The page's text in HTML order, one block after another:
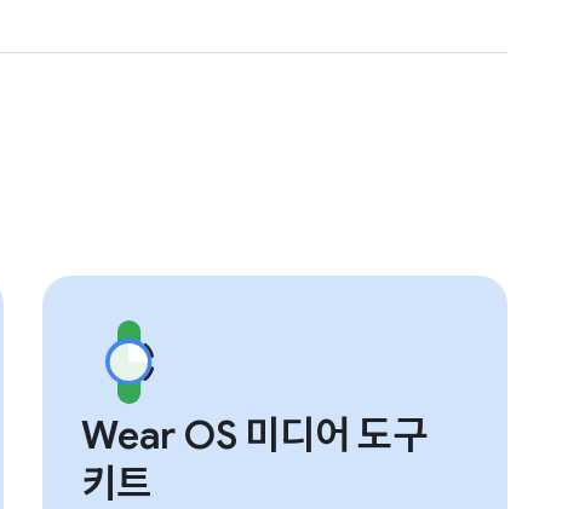
Wear OS 미디어 도구
키트